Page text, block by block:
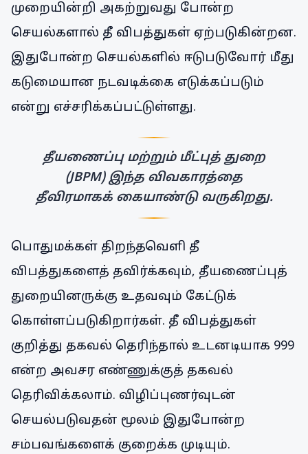
முறையின்றி அகற்றுவது போன்ற
செயல்களால் தீ விபத்துகள் ஏற்படுகின்றன.
இதுபோன்ற செயல்களில் ஈடுபடுவோர் மீது
கடுமையான நடவடிக்கை எடுக்கப்படும்
என்று எச்சரிக்கப்பட்டுள்ளது.
தீயணைப்பு மற்றும் மீட்புத் துறை
(JBPM) இந்த விவகாரத்தை
தீவிரமாகக் கையாண்டு வருகிறது.
பொதுமக்கள் திறந்தவெளி தீ
விபத்துகளைத் தவிர்க்கவும், தீயணைப்புத்
துறையினருக்கு உதவவும் கேட்டுக்
கொள்ளப்படுகிறார்கள். தீ விபத்துகள்
குறித்து தகவல் தெரிந்தால் உடனடியாக 999
என்ற அவசர எண்ணுக்குத் தகவல்
தெரிவிக்கலாம். விழிப்புணர்வுடன்
செயல்படுவதன் மூலம் இதுபோன்ற
சம்பவங்களைக் குறைக்க முடியும்.